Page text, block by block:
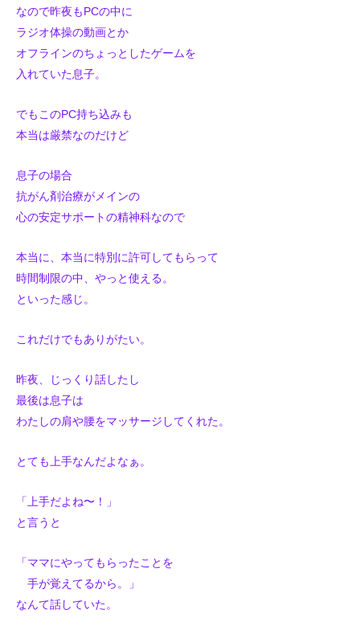
なので昨夜もPCの中に
ラジオ体操の動画とか
オフラインのちょっとしたゲームを
入れていた息子。
でもこのPC持ち込みも
本当は厳禁なのだけど
息子の場合
抗がん剤治療がメインの
心の安定サポートの精神科なので
本当に、本当に特別に許可してもらって
時間制限の中、やっと使える。
といった感じ。
これだけでもありがたい。
昨夜、じっくり話したし
最後は息子は
わたしの肩や腰をマッサージしてくれた。
とても上手なんだよなぁ。
「上手だよね〜！」
と言うと
「ママにやってもらったことを
手が覚えてるから。」
なんて話していた。